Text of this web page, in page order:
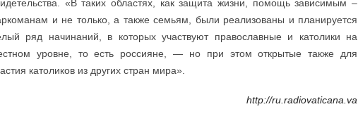
«В таких областях, как защита жизни, помощь зависимым –
и не только, а также семьям, были реализованы и планируется
ряд начинаний, в которых участвуют православные и католики на
уровне, то есть россияне, — но при этом открытые также для
католиков из других стран мира».
http://ru.radiovaticana.va